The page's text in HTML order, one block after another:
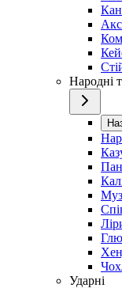
Народні
Ударні